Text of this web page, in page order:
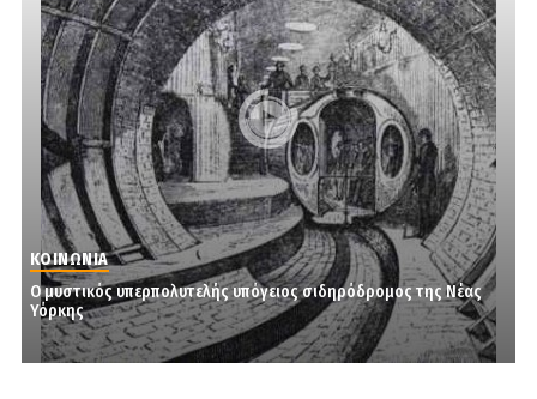
ΚΟΙΝΩΝΙΑ
Ο μυστικός υπερπολυτελής υπόγειος σιδηρόδρομος της Νέας
Υόρκης